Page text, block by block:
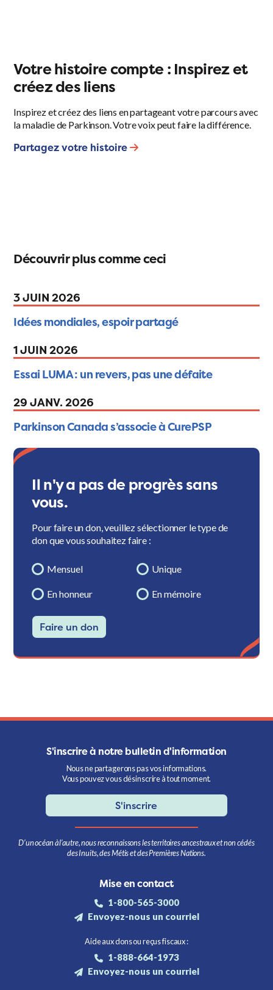
Votre histoire compte : Inspirez et
créez des liens
Inspirez et créez des liens en partageant votre parcours avec
la maladie de Parkinson. Votre voix peut faire la différence.
Partagez votre histoire
Découvrir plus comme ceci
3 JUIN 2026
Idées mondiales, espoir partagé
1 JUIN 2026
Essai LUMA : un revers, pas une défaite
29 JANV. 2026
Parkinson Canada s’associe à CurePSP
Il n'y a pas de progrès sans
vous.
Pour faire un don, veuillez sélectionner le type de
don que vous souhaitez faire :
Mensuel Unique
En honneur En mémoire
Faire un don
S'inscrire à notre bulletin d'information
Nous ne partagerons pas vos informations.
Vous pouvez vous désinscrire à tout moment.
S'inscrire
D’un océan à l’autre, nous reconnaissons les territoires ancestraux et non cédés
des Inuits, des Métis et des Premières Nations.
Mise en contact
1-800-565-3000
Envoyez-nous un courriel
Aide aux dons ou reçus fiscaux :
1-888-664-1973
Envoyez-nous un courriel